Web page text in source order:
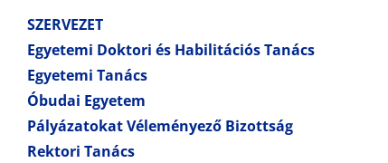
SZERVEZET
Egyetemi Doktori és Habilitációs Tanács
Egyetemi Tanács
Óbudai Egyetem
Pályázatokat Véleményező Bizottság
Rektori Tanács